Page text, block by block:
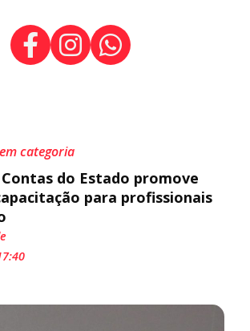
categoria
do Estado promove
para profissionais